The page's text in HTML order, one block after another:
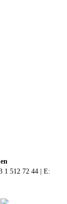
1 512 72 44 | E: